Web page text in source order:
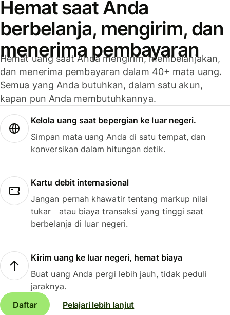
Hemat saat Anda
berbelanja, mengirim, dan
menerima pembayaran
Hemat uang saat Anda mengirim, membelanjakan,
dan menerima pembayaran dalam 40+ mata uang.
Semua yang Anda butuhkan, dalam satu akun,
kapan pun Anda membutuhkannya.
Kelola uang saat bepergian ke luar negeri.
Simpan mata uang Anda di satu tempat, dan
konversikan dalam hitungan detik.
Kartu debit internasional
Jangan pernah khawatir tentang markup nilai
tukar atau biaya transaksi yang tinggi saat
berbelanja di luar negeri.
Kirim uang ke luar negeri, hemat biaya
Buat uang Anda pergi lebih jauh, tidak peduli
jaraknya.
Daftar
Pelajari lebih lanjut